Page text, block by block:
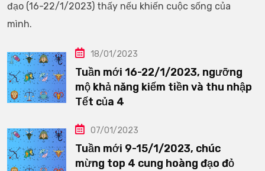
đạo (16-22/1/2023) thấy nếu khiến cuộc sống của
mình.
18/01/2023
Tuần mới 16-22/1/2023, ngưỡng
mộ khả năng kiếm tiền và thu nhập
Tết của 4
07/01/2023
Tuần mới 9-15/1/2023, chúc
mừng top 4 cung hoàng đạo đỏ